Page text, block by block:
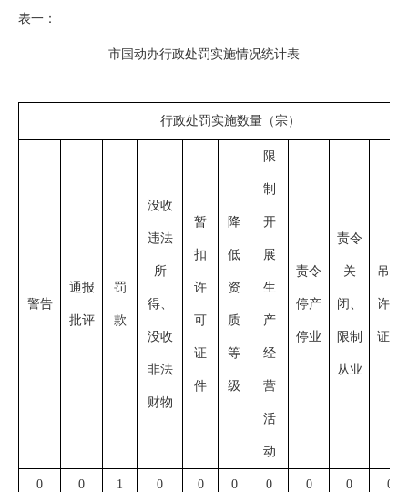
表一：
市国动办行政处罚实施情况统计表
行政处罚实施数量（宗）
警告
通报
批评
罚
款
没收
违法
所
得、
没收
非法
财物
暂
扣
许
可
证
件
降
低
资
质
等
级
限
制
开
展
生
产
经
营
活
动
责令
停产
停业
责令
关
闭、
限制
从业
吊销
许可
证件
0 0 1 0 0 0 0 0 0 0